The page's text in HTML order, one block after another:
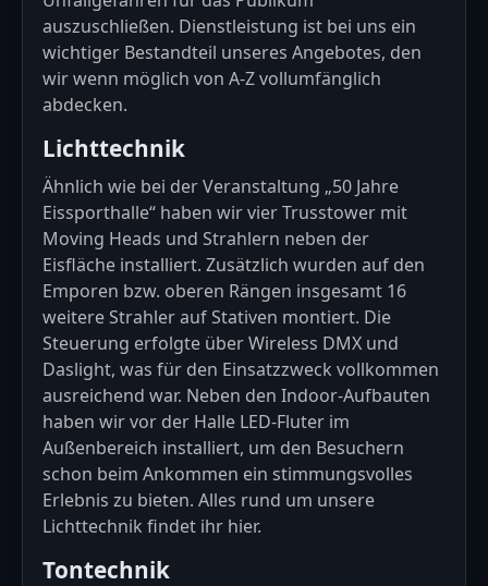
auszuschließen. Dienstleistung ist bei uns ein
wichtiger Bestandteil unseres Angebotes, den
wir wenn möglich von A-Z vollumfänglich
abdecken.
Lichttechnik
Ähnlich wie bei der Veranstaltung „50 Jahre
Eissporthalle“ haben wir vier Trusstower mit
Moving Heads und Strahlern neben der
Eisfläche installiert. Zusätzlich wurden auf den
Emporen bzw. oberen Rängen insgesamt 16
weitere Strahler auf Stativen montiert. Die
Steuerung erfolgte überWireless DMX und
Daslight, was für den Einsatzzweck vollkommen
ausreichend war. Neben den Indoor-Aufbauten
haben wir vor der Halle LED-Fluter im
Außenbereich installiert, um den Besuchern
schon beim Ankommen ein stimmungsvolles
Erlebnis zu bieten. Alles rund um unsere
Lichttechnik findet ihr hier.
Tontechnik